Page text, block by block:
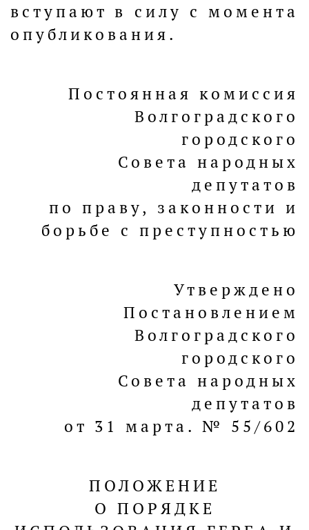
вступают в силу с момента
опубликования.
Постоянная комиссия
Волгоградского
городского
Совета народных
депутатов
по праву, законности и
борьбе с преступностью
Утверждено
Постановлением
Волгоградского
городского
Совета народных
депутатов
от 31 марта. № 55/602
ПОЛОЖЕНИЕ
О ПОРЯДКЕ